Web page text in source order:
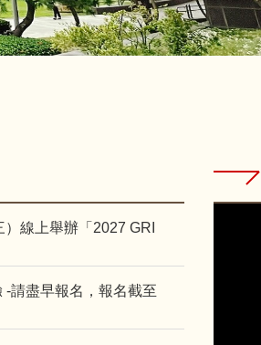
線上舉辦「2027 GRI
-請盡早報名，報名截至